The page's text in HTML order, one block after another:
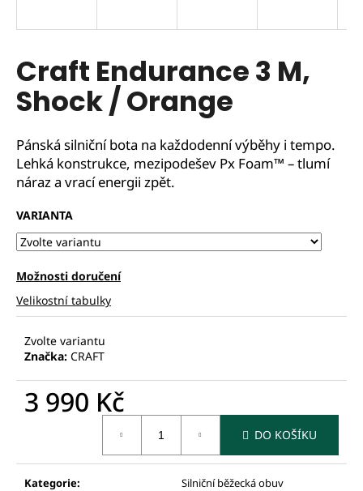
Craft Endurance 3 M,
Shock / Orange
Pánská silniční bota na každodenní výběhy i tempo.
Lehká konstrukce, mezipodešev Px Foam™ – tlumí
náraz a vrací energii zpět.
VARIANTA
Možnosti doručení
Velikostní tabulky
Zvolte variantu
Značka: CRAFT
3 990 Kč
DO KOŠÍKU
Kategorie:
Silniční běžecká obuv